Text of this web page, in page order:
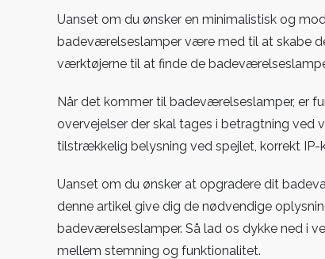
Uanset om du ønsker en minimalistisk og
badeværelseslamper være med til at skabe
værktøjerne til at finde de
Når det kommer til badeværelseslamper, er
overvejelser der skal tages i betragtning ved
tilstrækkelig belysning ved spejlet, korrekt IP-
Uanset om du ønsker at opgradere dit
denne artikel give dig de nødvendige
badeværelseslamper. Så lad os dykke ned i
mellem stemning og funktionalitet.